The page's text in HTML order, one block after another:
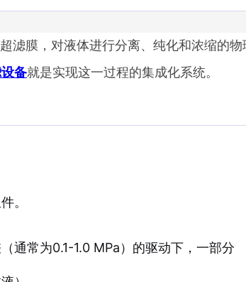
滤膜，对液体进行分离、纯化和浓缩的
备就是实现这一过程的集成化系统。
。
通常为0.1-1.0 MPa）的驱动下，一部分